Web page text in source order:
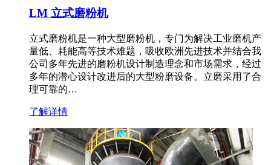
LM 立式磨粉机
立式磨粉机是一种大型磨粉机，专门为解决工业磨机产
量低、耗能高等技术难题，吸收欧洲先进技术并结合我
公司多年先进的磨粉机设计制造理念和市场需求，经过
多年的潜心设计改进后的大型粉磨设备。立磨采用了合
理可靠的…
了解详情